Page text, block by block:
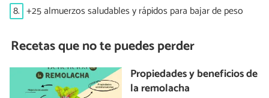
8. +25 almuerzos saludables y rápidos para bajar de peso
Recetas que no te puedes perder
Propiedades y beneficios de
la remolacha